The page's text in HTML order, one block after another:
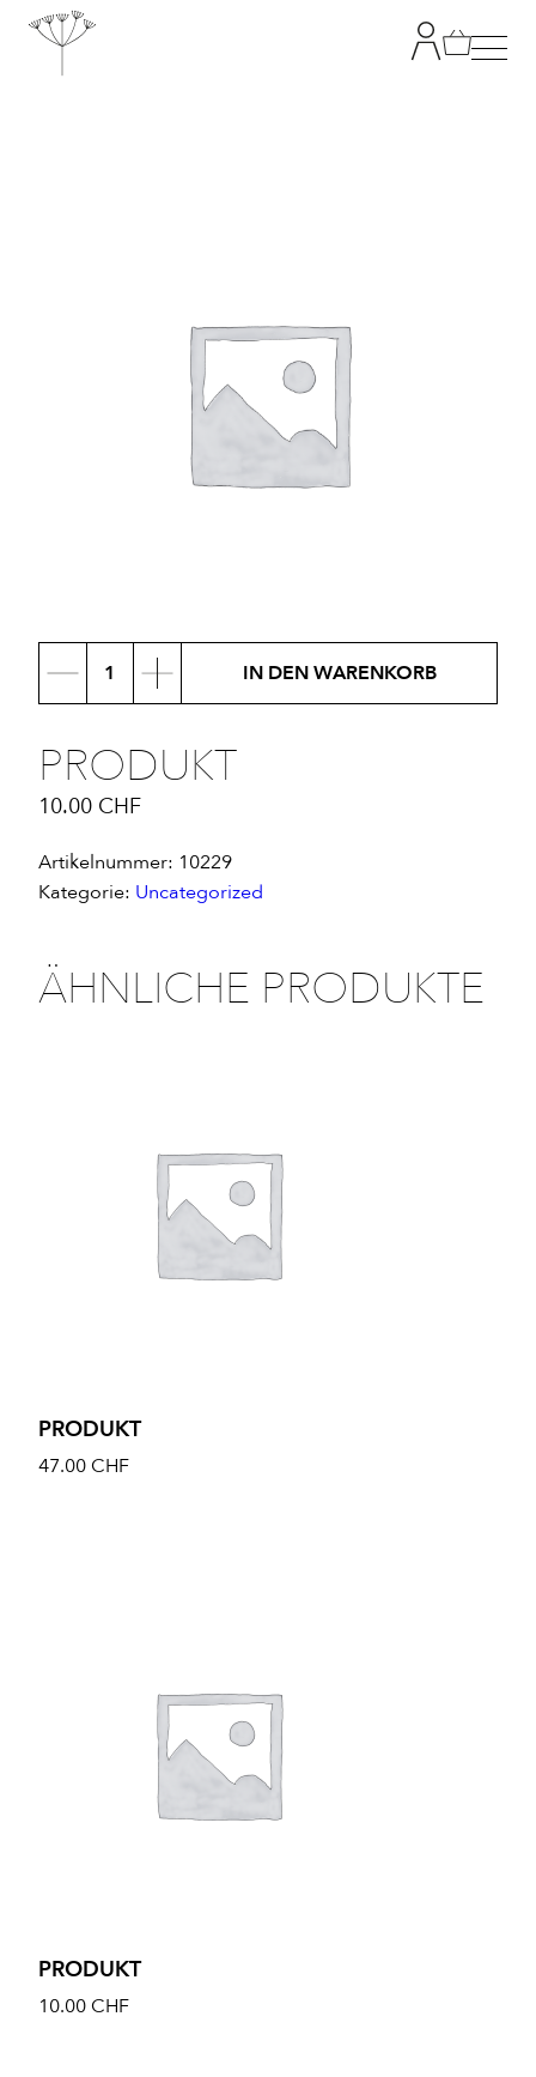
IN DEN WARENKORB
PRODUKT
10.00 CHF
Artikelnummer: 10229
Kategorie: Uncategorized
ÄHNLICHE PRODUKTE
PRODUKT
47.00 CHF
PRODUKT
10.00 CHF